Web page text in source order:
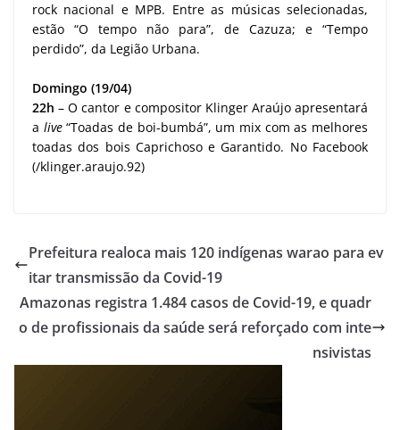
rock nacional e MPB. Entre as músicas selecionadas,
estão “O tempo não para”, de Cazuza; e “Tempo
perdido”, da Legião Urbana.
Domingo (19/04)
22h – O cantor e compositor Klinger Araújo apresentará
a live“Toadas de boi-bumbá”, um mix com as melhores
toadas dos bois Caprichoso e Garantido. No Facebook
(/klinger.araujo.92)
Prefeitura realoca mais 120 indígenas warao para ev
itar transmissão da Covid-19
Amazonas registra 1.484 casos de Covid-19, e quadr
o de profissionais da saúde será reforçado com inte
nsivistas